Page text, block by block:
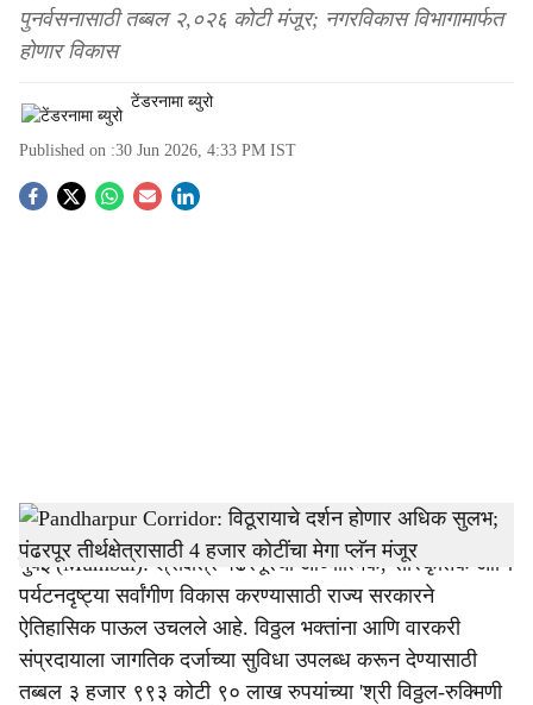
पुनर्वसनासाठी तब्बल २,०२६ कोटी मंजूर; नगरविकास विभागामार्फत
होणार विकास
टेंडरनामा ब्युरो
Published on :30 Jun 2026, 4:33 PM IST
S
h
a
r
e
Pandharpur -Tendernama
मुंबई (Mumbai): श्रीक्षेत्र पंढरपूरचा आध्यात्मिक, सांस्कृतिक आणि
पर्यटनदृष्ट्या सर्वांगीण विकास करण्यासाठी राज्य सरकारने
ऐतिहासिक पाऊल उचलले आहे. विठ्ठल भक्तांना आणि वारकरी
संप्रदायाला जागतिक दर्जाच्या सुविधा उपलब्ध करून देण्यासाठी
तब्बल ३ हजार ९९३ कोटी ९० लाख रुपयांच्या 'श्री विठ्ठल-रुक्मिणी